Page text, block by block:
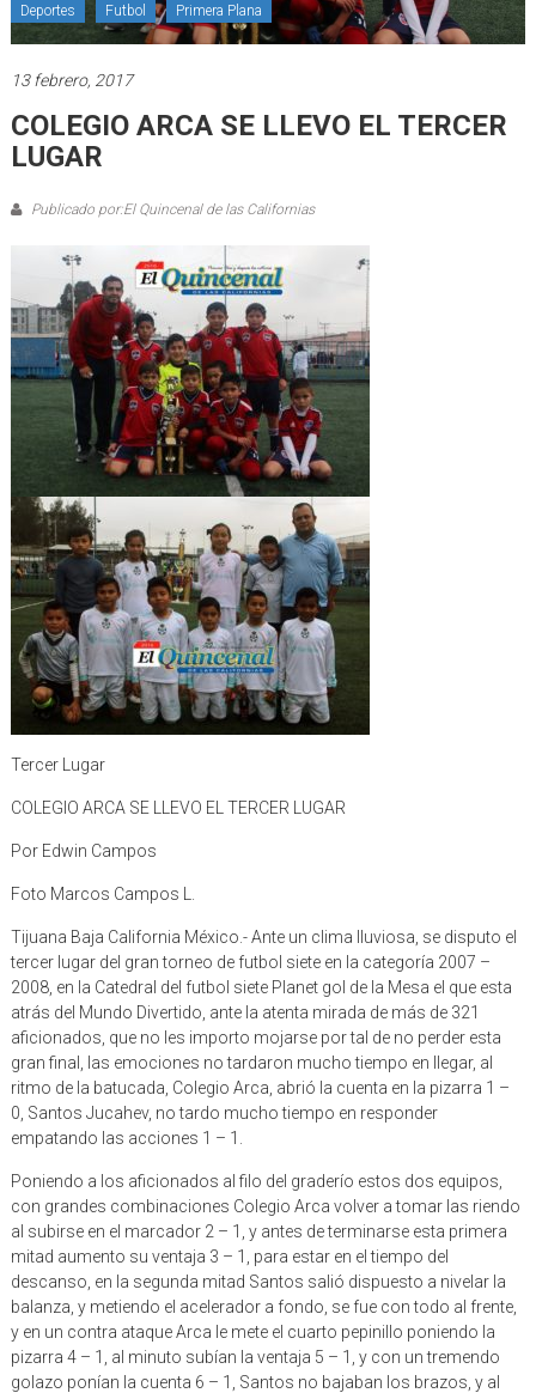
Deportes Futbol Primera Plana
13 febrero, 2017
COLEGIO ARCA SE LLEVO EL TERCER
LUGAR
Publicado por:El Quincenal de las Californias
Tercer Lugar
COLEGIO ARCA SE LLEVO EL TERCER LUGAR
Por Edwin Campos
Foto Marcos Campos L.
Tijuana Baja California México.- Ante un clima lluviosa, se disputo el
tercer lugar del gran torneo de futbol siete en la categoría 2007 –
2008, en la Catedral del futbol siete Planet gol de la Mesa el que esta
atrás del Mundo Divertido, ante la atenta mirada de más de 321
aficionados, que no les importo mojarse por tal de no perder esta
gran final, las emociones no tardaron mucho tiempo en llegar, al
ritmo de la batucada, Colegio Arca, abrió la cuenta en la pizarra 1 –
0, Santos Jucahev, no tardo mucho tiempo en responder
empatando las acciones 1 – 1.
Poniendo a los aficionados al filo del graderío estos dos equipos,
con grandes combinaciones Colegio Arca volver a tomar las riendo
al subirse en el marcador 2 – 1, y antes de terminarse esta primera
mitad aumento su ventaja 3 – 1, para estar en el tiempo del
descanso, en la segunda mitad Santos salió dispuesto a nivelar la
balanza, y metiendo el acelerador a fondo, se fue con todo al frente,
y en un contra ataque Arca le mete el cuarto pepinillo poniendo la
pizarra 4 – 1, al minuto subían la ventaja 5 – 1, y con un tremendo
golazo ponían la cuenta 6 – 1, Santos no bajaban los brazos, y al